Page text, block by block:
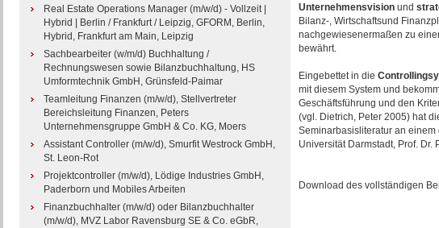
Unternehmensvision und
Bilanz-, Wirtschaftsund
nachgewiesenermaßen zu
bewährt.
Eingebettet in die
mit diesem System und
Geschäftsführung und den
(vgl. Dietrich, Peter 2005) hat
Seminarbasisliteratur an
Universität Darmstadt, Prof. Dr.
Download des vollständigen
Real Estate Operations Manager (m/w/d) - Vollzeit |
Hybrid | Berlin / Frankfurt / Leipzig, GFORM, Berlin,
Hybrid, Frankfurt am Main, Leipzig
Sachbearbeiter (w/m/d) Buchhaltung /
Rechnungswesen sowie Bilanzbuchhaltung, HS
Umformtechnik GmbH, Grünsfeld-Paimar
Teamleitung Finanzen (m/w/d), Stellvertreter
Bereichsleitung Finanzen, Peters
Unternehmensgruppe GmbH & Co. KG, Moers
Assistant Controller (m/w/d), Smurfit Westrock GmbH,
St. Leon-Rot
Projektcontroller (m/w/d), Lödige Industries GmbH,
Paderborn und Mobiles Arbeiten
Finanzbuchhalter (m/w/d) oder Bilanzbuchhalter
(m/w/d), MVZ Labor Ravensburg SE & Co. eGbR,